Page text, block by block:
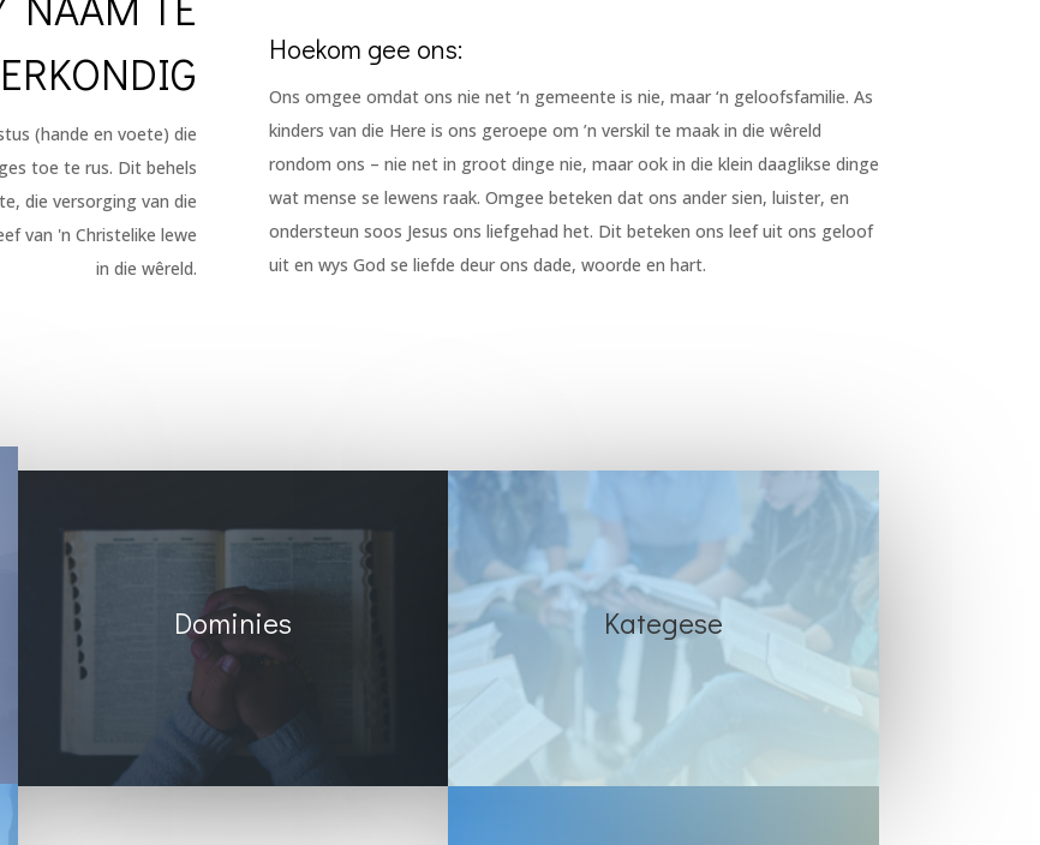
(hande en voete) die
toe te rus. Dit behels
die versorging van die
van 'n Christelike lewe
in die wêreld.
Hoekom gee ons:
Ons omgee omdat ons nie net ‘n gemeente is nie, maar ‘n geloofsfamilie. As
kinders van die Here is ons geroepe om ’n verskil te maak in die wêreld
rondom ons – nie net in groot dinge nie, maar ook in die klein daaglikse dinge
wat mense se lewens raak. Omgee beteken dat ons ander sien, luister, en
ondersteun soos Jesus ons liefgehad het. Dit beteken ons leef uit ons geloof
uit en wys God se liefde deur ons dade, woorde en hart.
Dominies Kategese